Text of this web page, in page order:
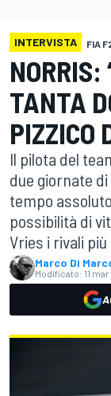
INTERVISTA FIA
TANTA
PIZZICO
Il pilota del
due giornate
tempo
possibilità di
Vries i rivali
Marco Di
Modificato: 11 mar